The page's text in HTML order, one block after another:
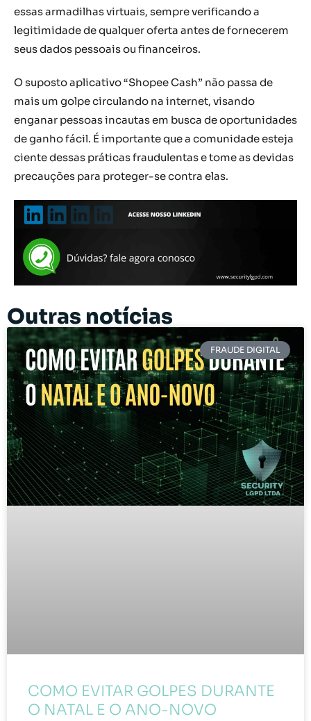
essas armadilhas virtuais, sempre verificando a
legitimidade de qualquer oferta antes de fornecerem
seus dados pessoais ou financeiros.
O suposto aplicativo “Shopee Cash” não passa de
mais um golpe circulando na internet, visando
enganar pessoas incautas em busca de oportunidades
de ganho fácil. É importante que a comunidade esteja
ciente dessas práticas fraudulentas e tome as devidas
precauções para proteger-se contra elas.
Outras notícias
FRAUDE DIGITAL
COMO EVITAR GOLPES DURANTE
O NATAL E O ANO-NOVO